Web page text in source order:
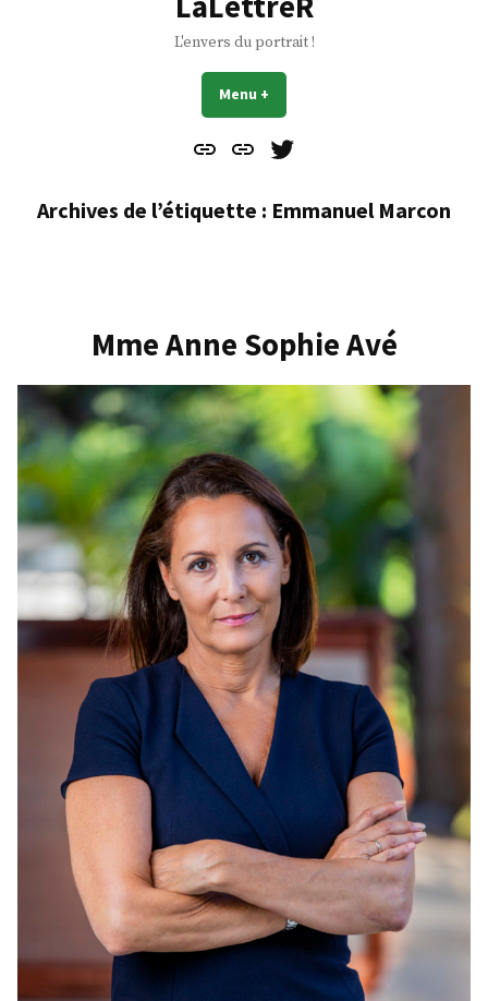
L'envers du portrait !
Menu +
Contact
À
Mes
Archives de l’étiquette : Emmanuel Marcon
Mme Anne Sophie Avé